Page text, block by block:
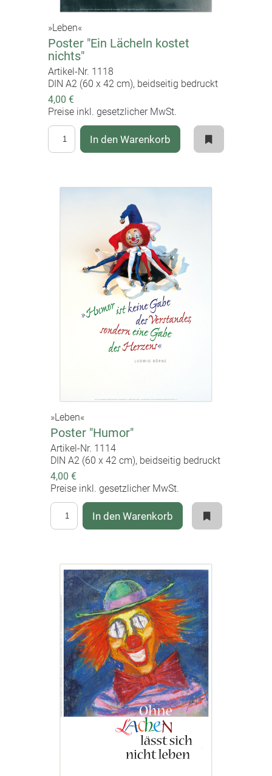
»Leben«
Poster "Ein Lächeln kostet
nichts"
Artikel-Nr. 1118
DIN A2 (60 x 42 cm), beidseitig bedruckt
4,00 €
Preise inkl. gesetzlicher MwSt.
In den Warenkorb
»Leben«
Poster "Humor"
Artikel-Nr. 1114
DIN A2 (60 x 42 cm), beidseitig bedruckt
4,00 €
Preise inkl. gesetzlicher MwSt.
In den Warenkorb